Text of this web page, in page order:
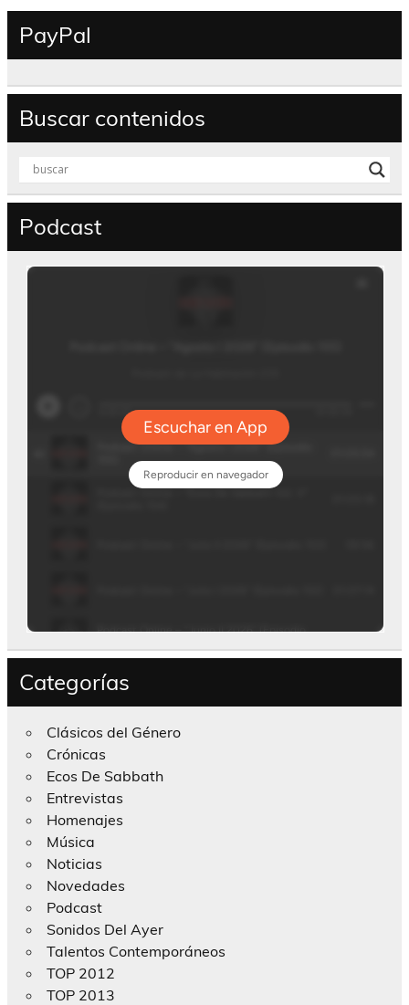
PayPal
Buscar contenidos
Podcast
Categorías
Clásicos del Género
Crónicas
Ecos De Sabbath
Entrevistas
Homenajes
Música
Noticias
Novedades
Podcast
Sonidos Del Ayer
Talentos Contemporáneos
TOP 2012
TOP 2013